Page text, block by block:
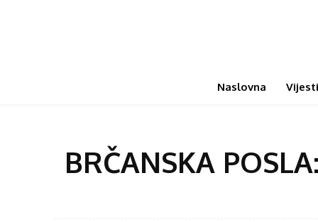
Naslovna Vijesti
BRČANSKA